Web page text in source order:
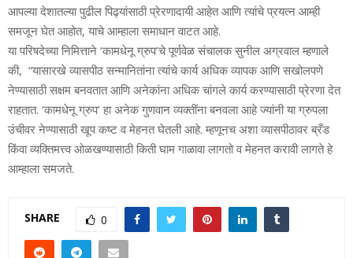
आपल्या देशातल्या पुढील पिढ्यांसाठी प्रेरणादायी आहेत आणि त्यांचे प्रयत्न आम्ही
समजून घेत आहोत, याचे आम्हाला समाधान वाटत आहे.
या परिषदेच्या निमित्ताने ‘कामधेनू ग्रुप’चे पूर्णवेळ संचालक सुनील अग्रवाल म्हणाले
की, “यासारखे व्यासपीठ सन्मानितांना त्यांचे कार्य अधिक व्यापक आणि सखोलपणे
नेण्यासाठी सक्षम बनवतात आणि अनेकांना अधिक चांगले कार्य करण्यासाठी प्रेरणा देत
राहतात. ‘कामधेनू ग्रुप’ हा अनेक गुणवान व्यक्तींना बनवला आहे ज्यांनी या ग्रुपला
उंचीवर नेण्यासाठी खूप कष्ट व मेहनत घेतली आहे. म्हणूनच अशा व्यासपीठावर ब्रँड
किंवा व्यक्तिमत्त्व ओळखण्यासाठी किती घाम गाळावा लागतो व मेहनत करावी लागते हे
आम्हाला समजते.
SHARE 0